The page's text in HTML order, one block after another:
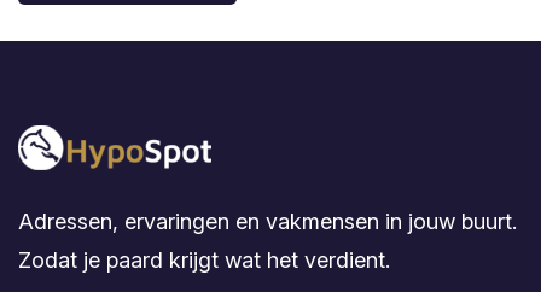
Adressen, ervaringen en vakmensen in jouw buurt.
Zodat je paard krijgt wat het verdient.